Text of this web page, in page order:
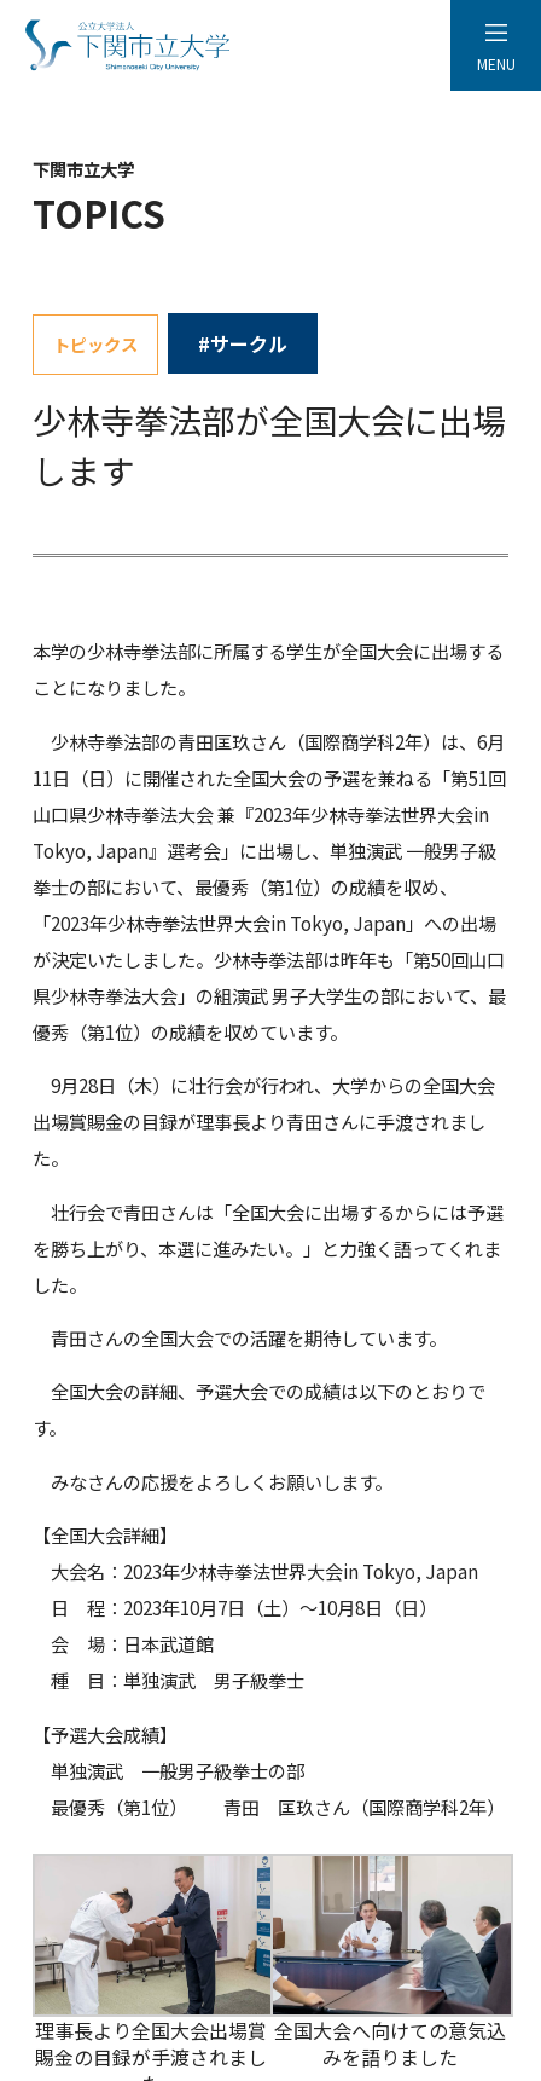
MENU
下関市立大学
TOPICS
トピックス #サークル
少林寺拳法部が全国大会に出場
します
本学の少林寺拳法部に所属する学生が全国大会に出場する
ことになりました。
少林寺拳法部の青田匡玖さん（国際商学科2年）は、6月
11日（日）に開催された全国大会の予選を兼ねる「第51回
山口県少林寺拳法大会 兼『2023年少林寺拳法世界大会in
Tokyo, Japan』選考会」に出場し、単独演武 一般男子級
拳士の部において、最優秀（第1位）の成績を収め、
「2023年少林寺拳法世界大会in Tokyo, Japan」への出場
が決定いたしました。少林寺拳法部は昨年も「第50回山口
県少林寺拳法大会」の組演武 男子大学生の部において、最
優秀（第1位）の成績を収めています。
9月28日（木）に壮行会が行われ、大学からの全国大会
出場賞賜金の目録が理事長より青田さんに手渡されまし
た。
壮行会で青田さんは「全国大会に出場するからには予選
を勝ち上がり、本選に進みたい。」と力強く語ってくれま
した。
青田さんの全国大会での活躍を期待しています。
全国大会の詳細、予選大会での成績は以下のとおりで
す。
みなさんの応援をよろしくお願いします。
【全国大会詳細】
大会名：2023年少林寺拳法世界大会in Tokyo, Japan
日 程：2023年10月7日（土）～10月8日（日）
会 場：日本武道館
種 目：単独演武 男子級拳士
【予選大会成績】
単独演武 一般男子級拳士の部
最優秀（第1位） 青田 匡玖さん（国際商学科2年）
理事長より全国大会出場賞
賜金の目録が手渡されまし
全国大会へ向けての意気込
みを語りました